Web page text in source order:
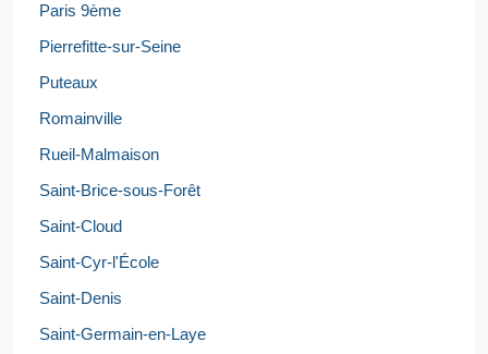
Paris 9ème
Pierrefitte-sur-Seine
Puteaux
Romainville
Rueil-Malmaison
Saint-Brice-sous-Forêt
Saint-Cloud
Saint-Cyr-l'École
Saint-Denis
Saint-Germain-en-Laye